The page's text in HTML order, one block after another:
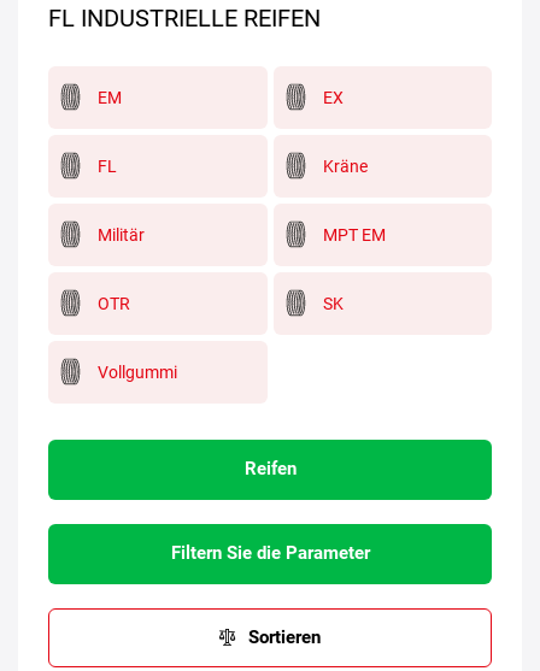
FL INDUSTRIELLE REIFEN
EM EX
FL Kräne
Militär MPT EM
OTR SK
Vollgummi
Reifen
Filtern Sie die Parameter
Sortieren